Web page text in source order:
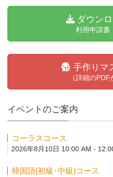
ダウン
利用申請書
手作りマ
（詳細のPDF
イベントのご案内
コーラスコース
2026年8月10日 10:00 AM -
韓国語(初級･中級)コース